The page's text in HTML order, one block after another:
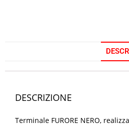
DESCRIZIONE
Terminale FURORE NERO,